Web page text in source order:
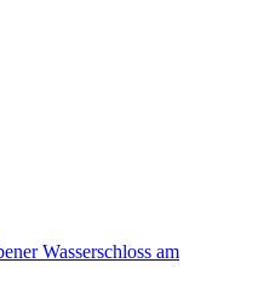
Wasserschloss am